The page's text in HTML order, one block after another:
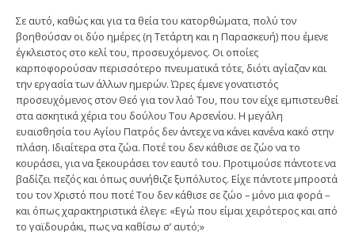
Σε αυτό, καθώς και για τα θεία του κατορθώματα, πολύ τον
βοηθούσαν οι δύο ημέρες (η Τετάρτη και η Παρασκευή) που έμενε
έγκλειστος στο κελί του, προσευχόμενος. Οι οποίες
καρποφορούσαν περισσότερο πνευματικά τότε, διότι αγίαζαν και
την εργασία των άλλων ημερών. Ώρες έμενε γονατιστός
προσευχόμενος στον Θεό για τον λαό Του, που τον είχε εμπιστευθεί
στα ασκητικά χέρια του δούλου Του Αρσενίου. Η μεγάλη
ευαισθησία του Αγίου Πατρός δεν άντεχε να κάνει κανένα κακό στην
πλάση. Ιδιαίτερα στα ζώα. Ποτέ του δεν κάθισε σε ζώο να το
κουράσει, για να ξεκουράσει τον εαυτό του. Προτιμούσε πάντοτε να
βαδίζει πεζός και όπως συνήθιζε ξυπόλυτος. Είχε πάντοτε μπροστά
του τον Χριστό που ποτέ Του δεν κάθισε σε ζώο – μόνο μια φορά –
και όπως χαρακτηριστικά έλεγε: «Εγώ που είμαι χειρότερος και από
το γαϊδουράκι, πως να καθίσω σ’ αυτό;»